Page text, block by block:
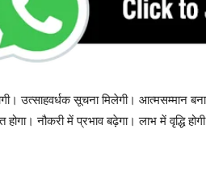
उत्साहवर्धक सूचना मिलेगी। आत्मसम्मान
होगा। नौकरी में प्रभाव बढ़ेगा। लाभ में